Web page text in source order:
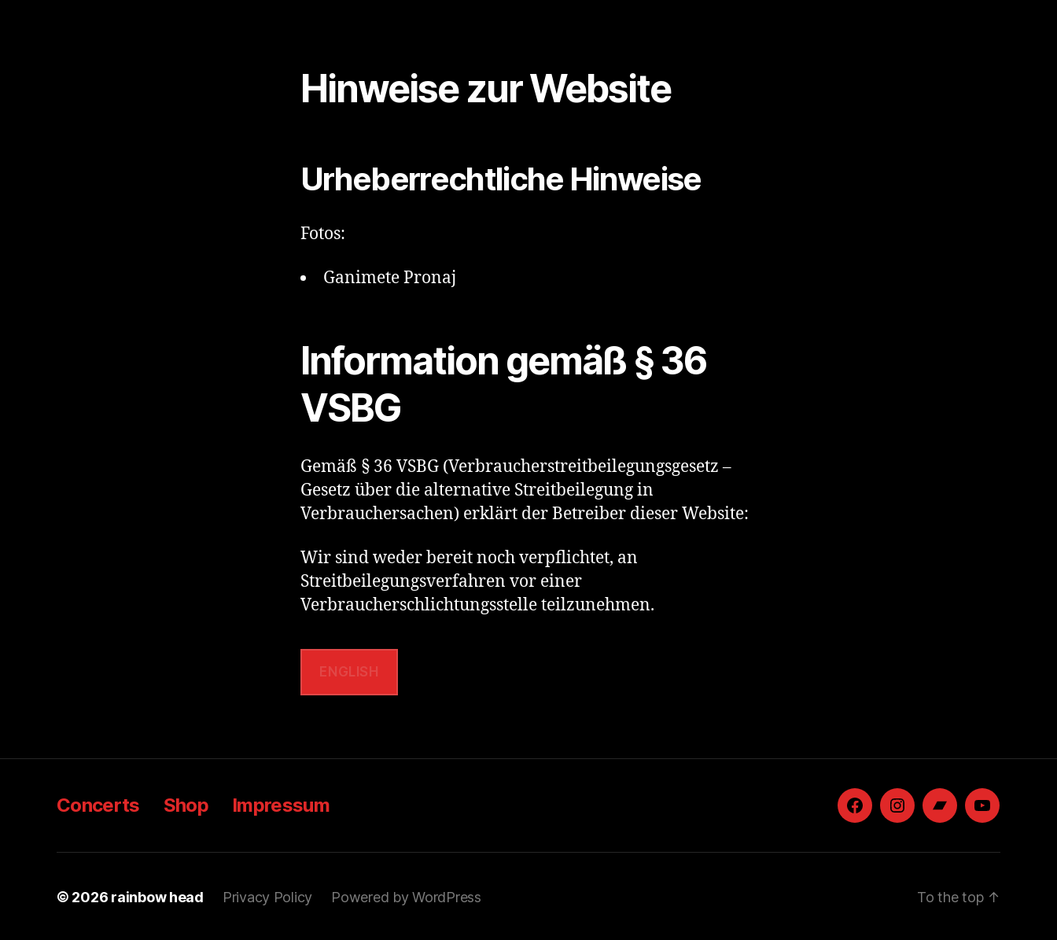
Hinweise zur Website
Urheberrechtliche Hinweise
Fotos:
Ganimete Pronaj
Information gemäß § 36
VSBG
Gemäß § 36 VSBG (Verbraucherstreitbeilegungsgesetz –
Gesetz über die alternative Streitbeilegung in
Verbrauchersachen) erklärt der Betreiber dieser Website:
Wir sind weder bereit noch verpflichtet, an
Streitbeilegungsverfahren vor einer
Verbraucherschlichtungsstelle teilzunehmen.
ENGLISH
Concerts Shop Impressum FacebookInstagramBandcampYouTube
© 2026 rainbow head Privacy Policy Powered by WordPress To the top ↑